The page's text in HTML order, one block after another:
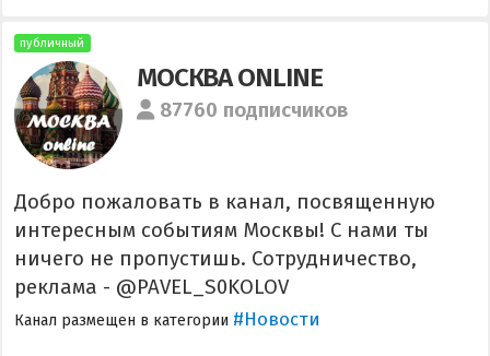
публичный
МОСКВА ONLINE
87760 подписчиков
Добро пожаловать в канал, посвященную
интересным событиям Москвы! С нами ты
ничего не пропустишь. Сотрудничество,
реклама - @PAVEL_S0KOLOV
Канал размещен в категории #Новости